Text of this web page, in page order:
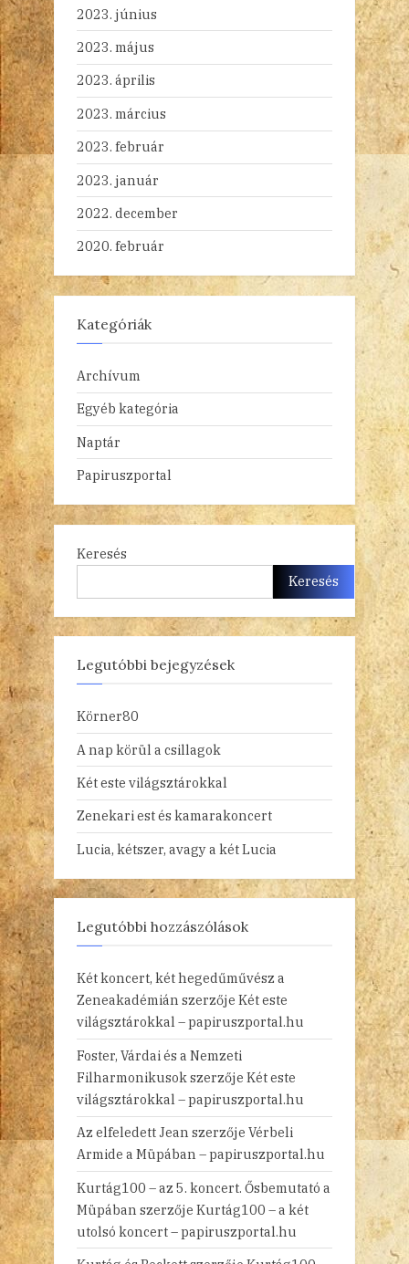
2023. június
2023. május
2023. április
2023. március
2023. február
2023. január
2022. december
2020. február
Kategóriák
Archívum
Egyéb kategória
Naptár
Papiruszportal
Keresés
Keresés
Legutóbbi bejegyzések
Körner80
A nap körül a csillagok
Két este világsztárokkal
Zenekari est és kamarakoncert
Lucia, kétszer, avagy a két Lucia
Legutóbbi hozzászólások
Két koncert, két hegedűművész a
Zeneakadémián szerzője Két este
világsztárokkal – papiruszportal.hu
Foster, Várdai és a Nemzeti
Filharmonikusokszerzője Két este
világsztárokkal – papiruszportal.hu
Az elfeledett Jean szerzője Vérbeli
Armide a Müpában – papiruszportal.hu
Kurtág100 – az 5. koncert. Ősbemutató a
Müpában szerzője Kurtág100 – a két
utolsó koncert – papiruszportal.hu